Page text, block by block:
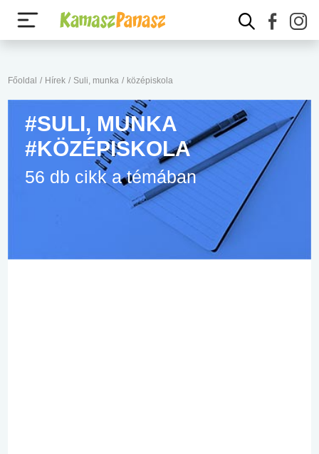
Főoldal / Hírek / Suli, munka / középiskola
#SULI, MUNKA
#KÖZÉPISKOLA
56 db cikk a témában